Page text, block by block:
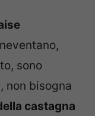
sono
non bisogna
castagna